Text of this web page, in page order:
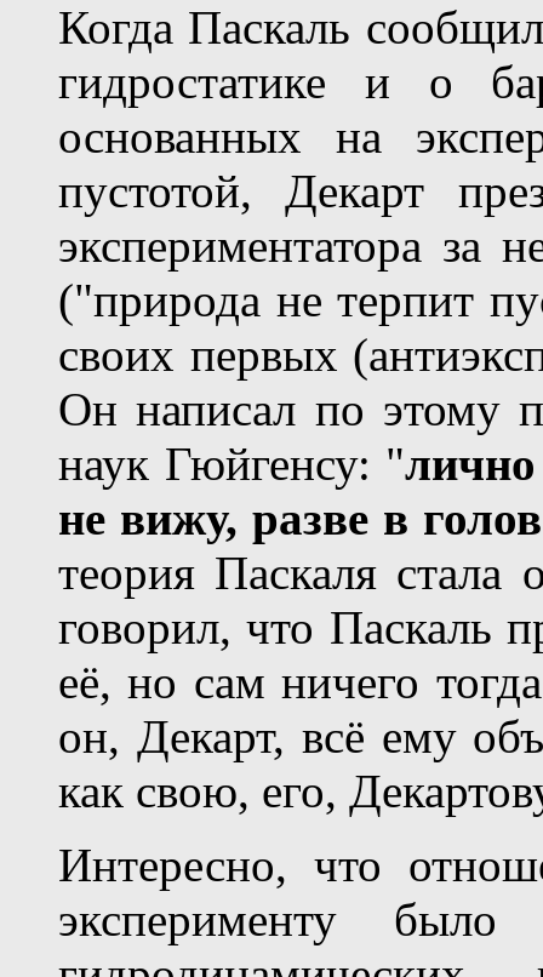
Когда Паскаль
гидростатике и о
основанных на
пустотой, Декарт
экспериментатора за
("природа не терпит
своих первых
Он написал по этому
наук Гюйгенсу: "
не вижу, разве в
теория Паскаля
говорил, что Паскаль
её, но сам ничего
он, Декарт, всё ему
как свою, его,
Интересно, что
эксперименту